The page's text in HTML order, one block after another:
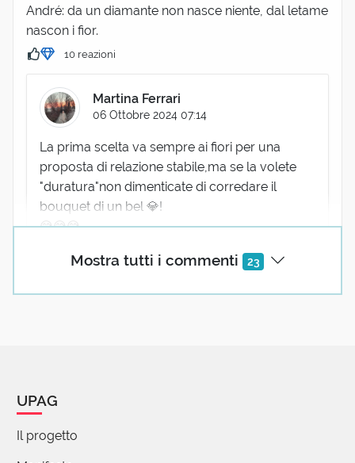
Mostra tutti i commenti 23
André: da un diamante non nasce niente, dal letame
nascon i fior.
10 reazioni
Martina Ferrari
06 Ottobre 2024 07:14
La prima scelta va sempre ai fiori per una
proposta di relazione stabile,ma se la volete
"duratura"non dimenticate di corredare il
bouquet di un bel 💎!
😅😅😅
indissolubilmente il tema dell' individuo con il
tempo, la realtà i motivi del sentimento il movente
della emozioni, sviluppando per necessità la libertà,
UPAG
Il progetto